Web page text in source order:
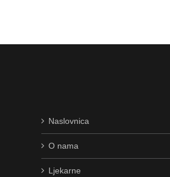
Naslovnica
O nama
Ljekarne